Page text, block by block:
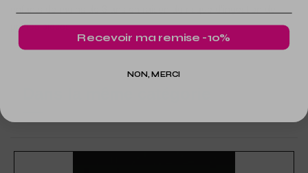
petites pièces
Recevoir ma remise -10%
NON, MERCI